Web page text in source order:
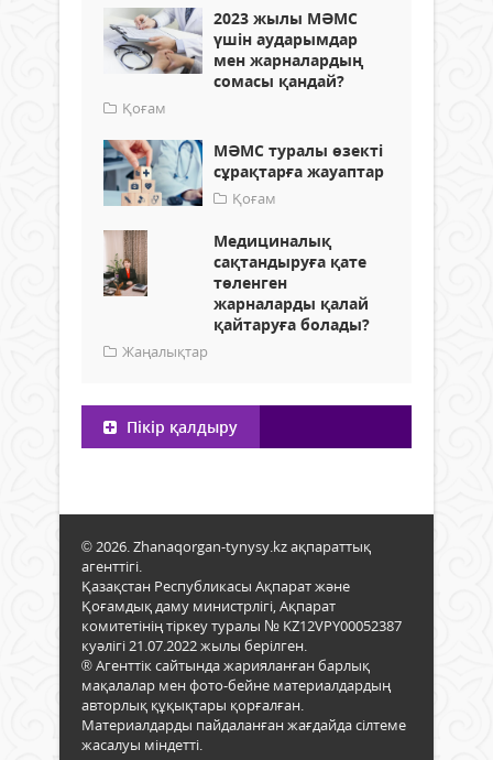
2023 жылы МӘМС
үшін аударымдар
мен жарналардың
сомасы қандай?
Қоғам
МӘМС туралы өзекті
сұрақтарға жауаптар
Қоғам
Медициналық
сақтандыруға қате
төленген
жарналарды қалай
қайтаруға болады?
Жаңалықтар
Пікір қалдыру
© 2026. Zhanaqorgan-tynysy.kz ақпараттық
агенттігі.
Қазақстан Республикасы Ақпарат және
Қоғамдық даму министрлігі, Ақпарат
комитетінің тіркеу туралы № KZ12VPY00052387
куәлігі 21.07.2022 жылы берілген.
® Агенттік сайтында жарияланған барлық
мақалалар мен фото-бейне материалдардың
авторлық құқықтары қорғалған.
Материалдарды пайдаланған жағдайда сілтеме
жасалуы міндетті.